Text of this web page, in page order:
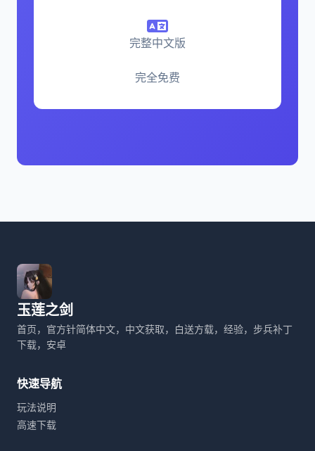
完整中文版
完全免费
玉莲之剑
首页，官方针简体中文，中文获取，白送方载，经验，步兵补丁
下载，安卓
快速导航
玩法说明
高速下载